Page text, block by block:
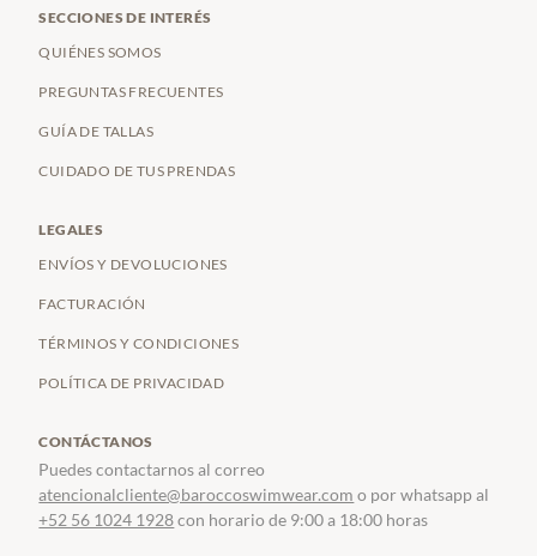
SECCIONES DE INTERÉS
QUIÉNES SOMOS
PREGUNTAS FRECUENTES
GUÍA DE TALLAS
CUIDADO DE TUS PRENDAS
LEGALES
ENVÍOS Y DEVOLUCIONES
FACTURACIÓN
TÉRMINOS Y CONDICIONES
POLÍTICA DE PRIVACIDAD
CONTÁCTANOS
Puedes contactarnos al correo
atencionalcliente@baroccoswimwear.com o por whatsapp al
+52 56 1024 1928con horario de 9:00 a 18:00 horas